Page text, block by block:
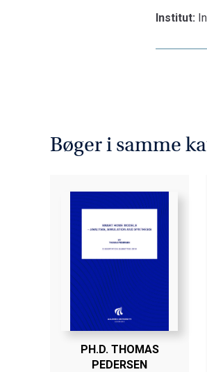
Institut:
Bøger i samme
PH.D. THOMAS
PEDERSEN